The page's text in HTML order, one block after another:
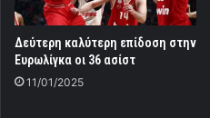
Δεύτερη καλύτερη επίδοση στην
Ευρωλίγκα οι 36 ασίστ
11/01/2025